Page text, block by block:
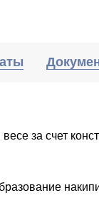
за счет